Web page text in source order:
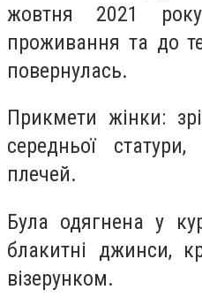
жовтня 2021
проживання та до
повернулась.
Прикмети жінки:
середньої
плечей.
Була одягнена у
блакитні джинси,
візерунком.